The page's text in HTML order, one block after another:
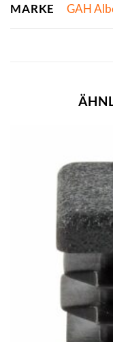
MARKE GAH